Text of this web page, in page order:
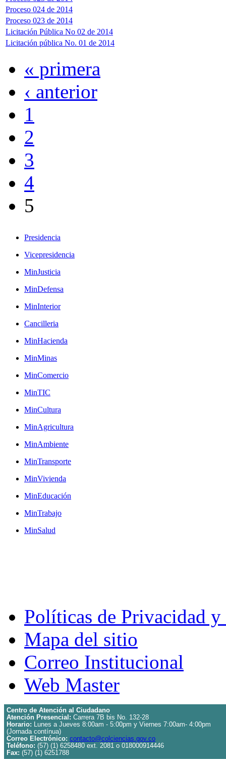
Proceso 024 de 2014
Proceso 023 de 2014
Licitación Pública No 02 de 2014
Licitación pública No. 01 de 2014
« primera
‹ anterior
1
2
3
4
5
Presidencia
Vicepresidencia
MinJusticia
MinDefensa
MinInterior
Cancilleria
MinHacienda
MinMinas
MinComercio
MinTIC
MinCultura
MinAgricultura
MinAmbiente
MinTransporte
MinVivienda
MinEducación
MinTrabajo
MinSalud
Políticas de Privacidad
Mapa del sitio
Correo Institucional
Web Master
Centro de Atención al Ciudadano
Atención Presencial: Carrera 7B bis No. 132-28
Horario: Lunes a Jueves 8:00am - 5:00pm y Viernes 7:00am- 4:00pm
(Jornada contínua)
Correo Electrónico: contacto@colciencias.gov.co
Teléfono: (57) (1) 6258480 ext. 2081 o 018000914446
Fax: (57) (1) 6251788